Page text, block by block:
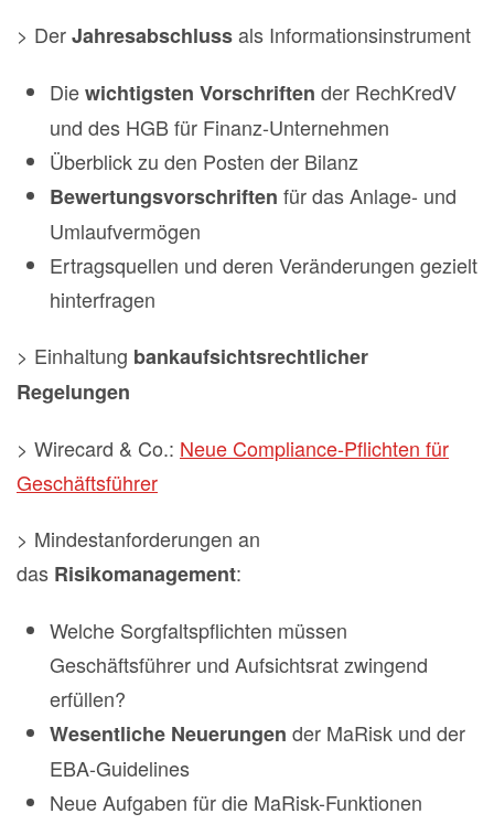
> DerJahresabschlussals Informationsinstrument
Diewichtigsten Vorschriften der RechKredV
und des HGB für Finanz-Unternehmen
Überblick zu den Posten der Bilanz
Bewertungsvorschriften für das Anlage- und
Umlaufvermögen
Ertragsquellen und deren Veränderungen gezielt
hinterfragen
> Einhaltung bankaufsichtsrechtlicher
Regelungen
> Wirecard & Co.: Neue Compliance-Pflichten für
Geschäftsführer
> Mindestanforderungen an
das Risikomanagement:
Welche Sorgfaltspflichten müssen
Geschäftsführer und Aufsichtsrat zwingend
erfüllen?
Wesentliche Neuerungen der MaRisk und der
EBA-Guidelines
Neue Aufgaben für die MaRisk-Funktionen